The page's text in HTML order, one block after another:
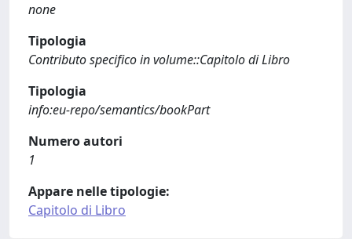
none
Tipologia
Contributo specifico in volume::Capitolo di Libro
Tipologia
info:eu-repo/semantics/bookPart
Numero autori
1
Appare nelle tipologie:
Capitolo di Libro